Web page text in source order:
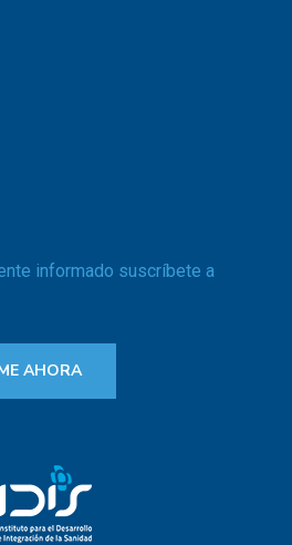
informado suscríbete a
AHORA